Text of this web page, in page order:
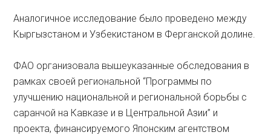
Аналогичное исследование было проведено между
Кыргызстаном и Узбекистаном в Ферганской долине.
ФАО организовала вышеуказанные обследования в
рамках своей региональной “Программы по
улучшению национальной и региональной борьбы с
саранчой на Кавказе и в Центральной Азии” и
проекта, финансируемого Японским агентством